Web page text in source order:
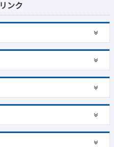
ンク